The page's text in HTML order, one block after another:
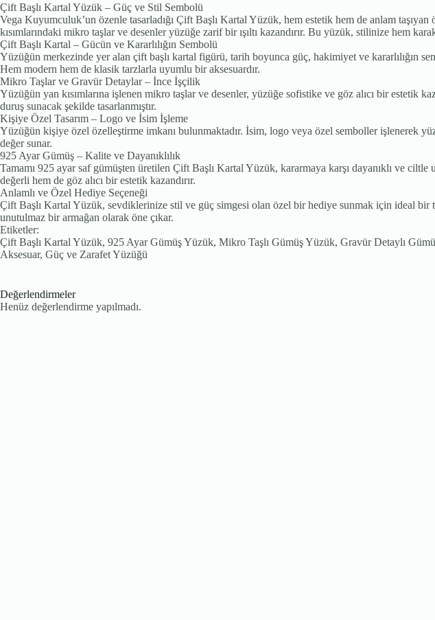
Çift Başlı Kartal Yüzük – Güç ve Stil Sembolü
Vega Kuyumculuk’un özenle tasarladığı Çift Başlı Kartal Yüzük, hem estetik hem de anlam
kısımlarındaki mikro taşlar ve desenler yüzüğe zarif bir ışıltı kazandırır. Bu yüzük, stilinize hem
Çift Başlı Kartal – Gücün ve Kararlılığın Sembolü
Yüzüğün merkezinde yer alan çift başlı kartal figürü, tarih boyunca güç, hakimiyet ve kararlılığın
Hem modern hem de klasik tarzlarla uyumlu bir aksesuardır.
Mikro Taşlar ve Gravür Detaylar – İnce İşçilik
Yüzüğün yan kısımlarına işlenen mikro taşlar ve desenler, yüzüğe sofistike ve göz alıcı bir estetik
duruş sunacak şekilde tasarlanmıştır.
Kişiye Özel Tasarım – Logo ve İsim İşleme
Yüzüğün kişiye özel özelleştirme imkanı bulunmaktadır. İsim, logo veya özel semboller işlenerek
değer sunar.
925 Ayar Gümüş – Kalite ve Dayanıklılık
Tamamı 925 ayar saf gümüşten üretilen Çift Başlı Kartal Yüzük, kararmaya karşı dayanıklı ve
değerli hem de göz alıcı bir estetik kazandırır.
Anlamlı ve Özel Hediye Seçeneği
Çift Başlı Kartal Yüzük, sevdiklerinize stil ve güç simgesi olan özel bir hediye sunmak için ideal bir
unutulmaz bir armağan olarak öne çıkar.
Etiketler:
Çift Başlı Kartal Yüzük, 925 Ayar Gümüş Yüzük, Mikro Taşlı Gümüş Yüzük, Gravür Detaylı
Aksesuar, Güç ve Zarafet Yüzüğü
Değerlendirmeler
Henüz değerlendirme yapılmadı.